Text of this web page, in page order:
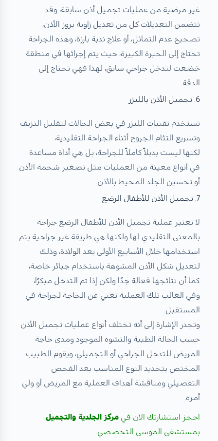
غير مرضية من عمليات تجميل أذن سابقة، وقد
تتضمن التعديلات كل من تعديل زاوية بروز الأذن،
تصحيح عدم التماثل، أو علاج ندبة بارزة، وهذه الجراحة
تحتاج إلى الخبرة الكبيرة، حيث يتم إجرائها في منطقة
خضعت لتدخل جراحي سابق، لهذا فهي تحتاج إلى
الدقة.
6. تجميل الأذن بالليزر
تستخدم تقنيات الليزر في بعض الحالات لتقليل النزيف
وتسريع التئام الجروح أثناء الجراحة التقليدية،
لكنها ليست بديلاً كاملاً للجراحة، بل هي أداة مساعدة
في أنواع معينة من العمليات مثل تصغير شحمة الأذن
أو تحسين الجلد المحيط بالأذن.
7. تجميل الأذن للأطفال الرضع
لا تعتبر عملية تجميل الأذن للأطفال الرضع جراحة
بالمعنى التقليدي لها ولكنها هي طريقة غير جراحية يتم
استخدامها خلال الأسابيع الأولى بعد الولادة، وذلك
لتعديل شكل الأذن المشوهة باستخدام جبائر خاصة،
كما أن نتائجها فعالة جدًا ولكن إذا تم التدخل مبكرًا،
وفي الغالب تلك العملية تغني عن الحاجة لجراحة في
المستقبل.
وتجدر الإشارة إلى أنه تختلف أنواع عمليات تجميل الأذن
حسب الحالة الطبية والتشوه الموجود ومدى حاجة
المريض للتدخل الجراحي أو التجميلي، ويقوم الطبيب
المختص بتحديد النوع المناسب بعد الفحص
التفصيلي ومناقشة أهداف العملية مع المريض أو ولي
أمره.
احجز استشارتك الان في مركز الجلدية والتجميل
بمستشفى الموسى التخصصي.